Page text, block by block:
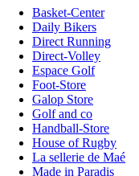
Basket-Center
Daily Bikers
Direct Running
Direct-Volley
Espace Golf
Foot-Store
Galop Store
Golf and co
Handball-Store
House of Rugby
La sellerie de Maé
Made in Paradis